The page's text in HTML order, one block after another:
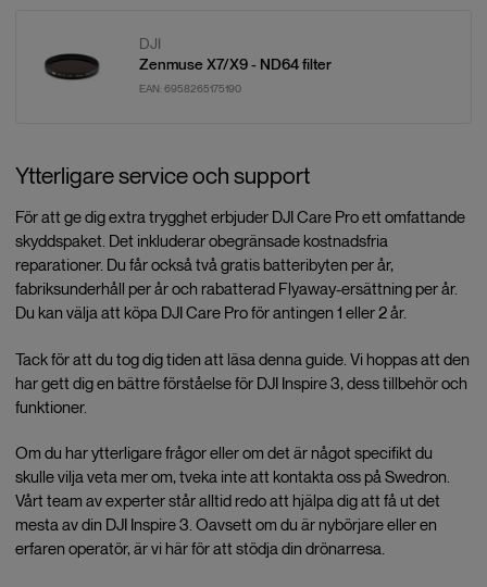
DJI
Zenmuse X7/X9 - ND64 filter
EAN: 6958265175190
Ytterligare service och support
För att ge dig extra trygghet erbjuder DJI Care Pro ett omfattande
skyddspaket. Det inkluderar obegränsade kostnadsfria
reparationer. Du får också två gratis batteribyten per år,
fabriksunderhåll per år och rabatterad Flyaway-ersättning per år.
Du kan välja att köpa DJI Care Pro för antingen 1 eller 2 år.
Tack för att du tog dig tiden att läsa denna guide. Vi hoppas att den
har gett dig en bättre förståelse för DJI Inspire 3, dess tillbehör och
funktioner.
Om du har ytterligare frågor eller om det är något specifikt du
skulle vilja veta mer om, tveka inte att kontakta oss på Swedron.
Vårt team av experter står alltid redo att hjälpa dig att få ut det
mesta av din DJI Inspire 3. Oavsett om du är nybörjare eller en
erfaren operatör, är vi här för att stödja din drönarresa.